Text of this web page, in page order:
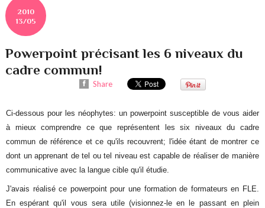
2010
13/05
Powerpoint précisant les 6 niveaux du
cadre commun!
Share
Ci-dessous pour les néophytes: un powerpoint susceptible de vous aider
à mieux comprendre ce que représentent les six niveaux du cadre
commun de référence et ce qu'ils recouvrent; l'idée étant de montrer ce
dont un apprenant de tel ou tel niveau est capable de réaliser de manière
communicative avec la langue cible qu'il étudie.
J'avais réalisé ce powerpoint pour une formation de formateurs en FLE.
En espérant qu'il vous sera utile (visionnez-le en le passant en plein